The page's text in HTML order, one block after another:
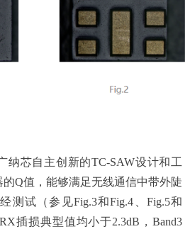
纳芯自主创新的TC-SAW设计和工
的Q值，能够满足无线通信中带外陡
测试（参见Fig.3和Fig.4、Fig.5和
插损典型值均小于2.3dB，Band3